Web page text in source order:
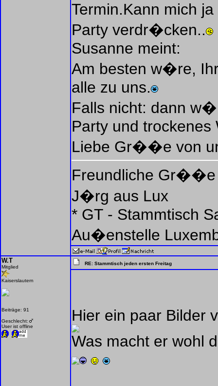
Termin.Kann mich
Party verdr�cken..
Susanne meint:
Am besten w�re,
alle zu uns.
Falls nicht: dann
Party und trockenes
Liebe Gr��e von
Freundliche Gr��e
J�rg aus Lux
* GT - Stammtisch
Au�enstelle
W.T
Mitglied
Kaiserslautern
Beiträge: 91
Geschlecht:
User ist offline
RE: Stammtisch jeden ersten Freitag
Hier ein paar Bilder
Was macht er wohl